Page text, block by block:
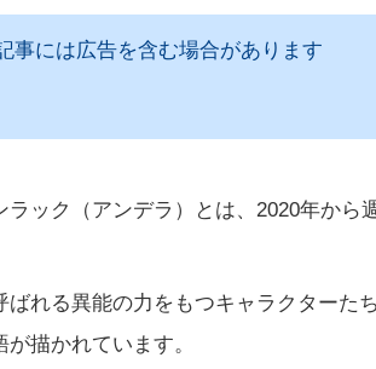
事には広告を含む場合があります
ラック（アンデラ）とは、2020年から
ばれる異能の力をもつキャラクター
描かれています。